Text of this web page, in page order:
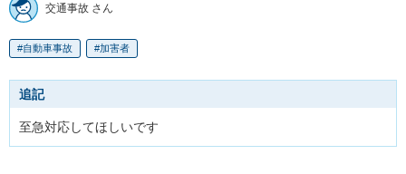
交通事故 さん
自動車事故 加害者
追記
至急対応してほしいです